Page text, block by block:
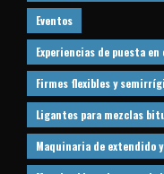
Eventos
Experiencias de puesta
Firmes flexibles y
Ligantes para mezclas
Maquinaria de extendido